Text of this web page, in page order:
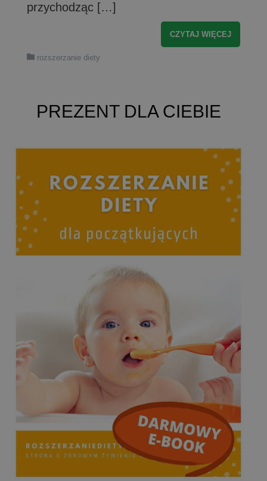
przychodząc […]
CZYTAJ WIĘCEJ
rozszerzanie diety
PREZENT DLA CIEBIE